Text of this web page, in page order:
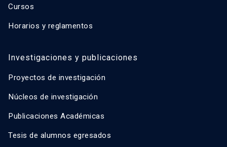
Cursos
Horarios y reglamentos
Investigaciones y publicaciones
Proyectos de investigación
Núcleos de investigación
Publicaciones Académicas
Tesis de alumnos egresados